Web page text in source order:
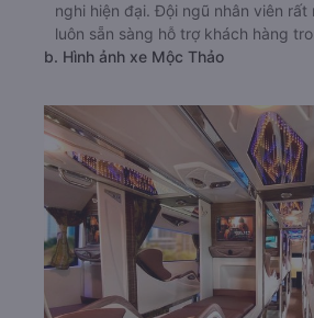
nghi hiện đại. Đội ngũ nhân viên rất
luôn sẵn sàng hỗ trợ khách hàng
b. Hình ảnh xe Mộc Thảo